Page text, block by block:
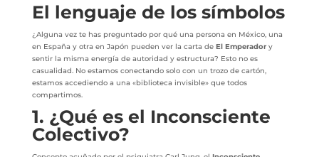
El lenguaje de los símbolos
¿Alguna vez te has preguntado por qué una persona en México, una
en España y otra en Japón pueden ver la carta de El Emperadory
sentir la misma energía de autoridad y estructura? Esto no es
casualidad. No estamos conectando solo con un trozo de cartón,
estamos accediendo a una «biblioteca invisible» que todos
compartimos.
1. ¿Qué es el Inconsciente
Colectivo?